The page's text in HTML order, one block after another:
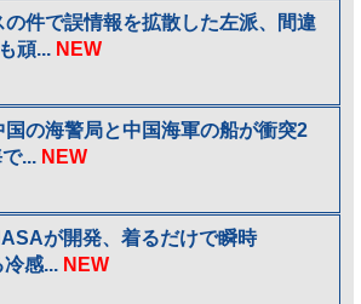
の件で誤情報を拡散した左派、間違
頑... NEW
国の海警局と中国海軍の船が衝突2
... NEW
が開発、着るだけで瞬時
感... NEW